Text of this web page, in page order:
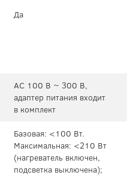
Да
AC 100 В ~ 300 В,
адаптер питания входит
в комплект
Базовая: <100 Вт.
Максимальная: <210 Вт
(нагреватель включен,
подсветка выключена);